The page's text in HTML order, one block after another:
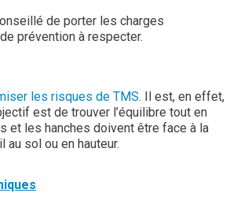
de porter les charges
prévention à respecter.
les risques de TMS. Il est, en effet,
est de trouver l’équilibre tout en
et les hanches doivent être face à la
sol ou en hauteur.